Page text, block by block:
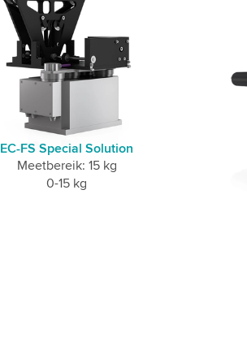
EC-FS Special Solution
Meetbereik: 15 kg
0-15 kg